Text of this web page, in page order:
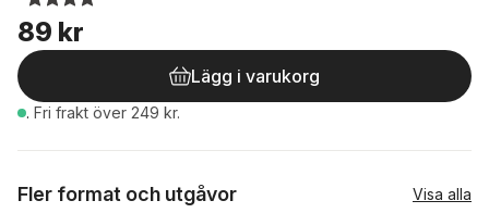
89 kr
Lägg i varukorg
. Fri frakt över 249 kr.
Fler format och utgåvor Visa alla